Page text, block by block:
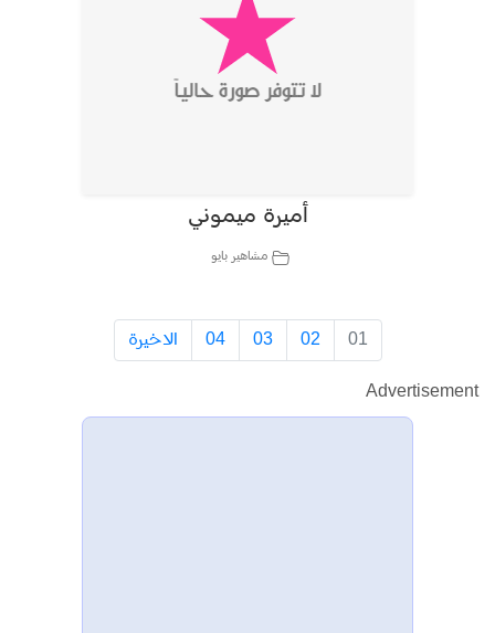
أميرة ميموني
مشاهير بايو
01
02
03
04 الاخيرة
Advertisement